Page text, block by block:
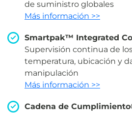
de suministro globales
Más información >>
Smartpak™ Integrated
Supervisión continua de
temperatura, ubicación y
manipulación
Más información >>
Cadena de